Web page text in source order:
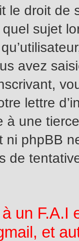
le droit de
quel sujet
avez
lettre
à une
ni phpBB
de
un F.A.I
et